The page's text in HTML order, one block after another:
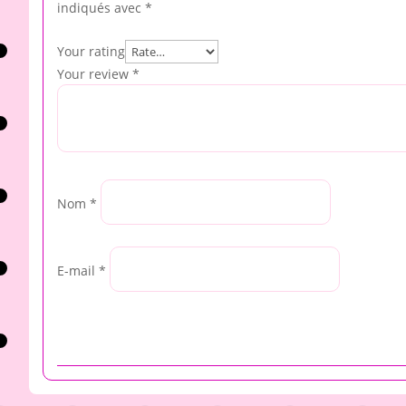
indiqués avec *
Your rating
Your review *
Nom *
E-mail *